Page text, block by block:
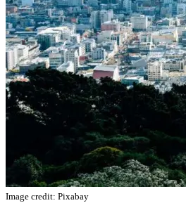
Image credit: Pixabay